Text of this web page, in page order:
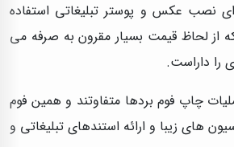
نصب عکس و پوستر تبلیغاتی استفاده
از لحاظ قیمت بسیار مقرون به صرفه می
را داراست.
چاپ فوم بردها متفاوتند و همین فوم
های زیبا و ارائه استندهای تبلیغاتی و